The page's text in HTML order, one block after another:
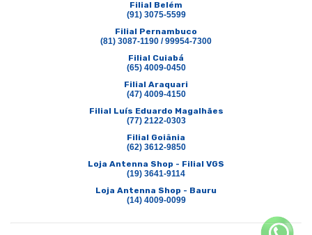
Filial Belém
(91) 3075-5599
Filial Pernambuco
(81) 3087-1190 / 99954-7300
Filial Cuiabá
(65) 4009-0450
Filial Araquari
(47) 4009-4150
Filial Luís Eduardo Magalhães
(77) 2122-0303
Filial Goiânia
(62) 3612-9850
Loja Antenna Shop - Filial VGS
(19) 3641-9114
Loja Antenna Shop - Bauru
(14) 4009-0099